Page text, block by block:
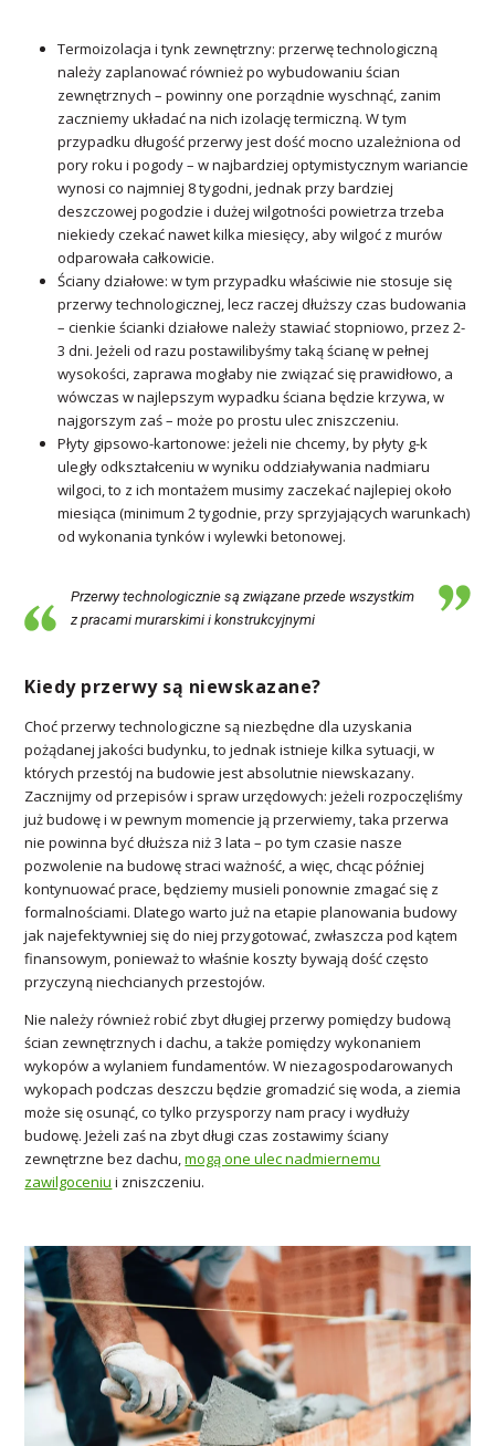
Termoizolacja i tynk zewnętrzny: przerwę technologiczną
należy zaplanować również po wybudowaniu ścian
zewnętrznych – powinny one porządnie wyschnąć, zanim
zaczniemy układać na nich izolację termiczną. W tym
przypadku długość przerwy jest dość mocno uzależniona od
pory roku i pogody – w najbardziej optymistycznym wariancie
wynosi co najmniej 8 tygodni, jednak przy bardziej
deszczowej pogodzie i dużej wilgotności powietrza trzeba
niekiedy czekać nawet kilka miesięcy, aby wilgoć z murów
odparowała całkowicie.
Ściany działowe: w tym przypadku właściwie nie stosuje się
przerwy technologicznej, lecz raczej dłuższy czas budowania
– cienkie ścianki działowe należy stawiać stopniowo, przez 2-
3 dni. Jeżeli od razu postawilibyśmy taką ścianę w pełnej
wysokości, zaprawa mogłaby nie związać się prawidłowo, a
wówczas w najlepszym wypadku ściana będzie krzywa, w
najgorszym zaś – może po prostu ulec zniszczeniu.
Płyty gipsowo-kartonowe: jeżeli nie chcemy, by płyty g-k
uległy odkształceniu w wyniku oddziaływania nadmiaru
wilgoci, to z ich montażem musimy zaczekać najlepiej około
miesiąca (minimum 2 tygodnie, przy sprzyjających warunkach)
od wykonania tynków i wylewki betonowej.
Przerwy technologicznie są związane przede wszystkim
z pracami murarskimi i konstrukcyjnymi
Kiedy przerwy są niewskazane?
Choć przerwy technologiczne są niezbędne dla uzyskania
pożądanej jakości budynku, to jednak istnieje kilka sytuacji, w
których przestój na budowie jest absolutnie niewskazany.
Zacznijmy od przepisów i spraw urzędowych: jeżeli rozpoczęliśmy
już budowę i w pewnym momencie ją przerwiemy, taka przerwa
nie powinna być dłuższa niż 3 lata – po tym czasie nasze
pozwolenie na budowę straci ważność, a więc, chcąc później
kontynuować prace, będziemy musieli ponownie zmagać się z
formalnościami. Dlatego warto już na etapie planowania budowy
jak najefektywniej się do niej przygotować, zwłaszcza pod kątem
finansowym, ponieważ to właśnie koszty bywają dość często
przyczyną niechcianych przestojów.
Nie należy również robić zbyt długiej przerwy pomiędzy budową
ścian zewnętrznych i dachu, a także pomiędzy wykonaniem
wykopów a wylaniem fundamentów. W niezagospodarowanych
wykopach podczas deszczu będzie gromadzić się woda, a ziemia
może się osunąć, co tylko przysporzy nam pracy i wydłuży
budowę. Jeżeli zaś na zbyt długi czas zostawimy ściany
zewnętrzne bez dachu,mogą one ulec nadmiernemu
zawilgoceniu i zniszczeniu.